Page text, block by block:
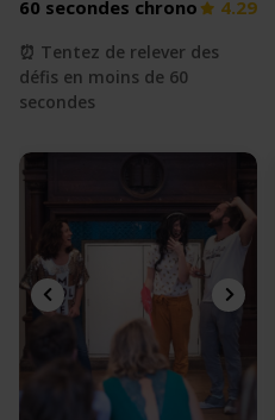
60 secondes chrono 4.29
⏰ Tentez de relever des
défis en moins de 60
secondes